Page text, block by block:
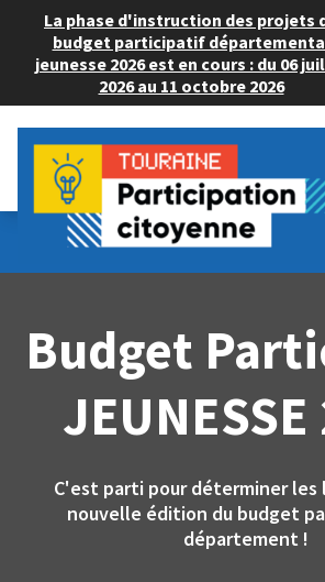
La phase d'instruction des projets
budget participatif
jeunesse 2026 est en cours : du 06
2026 au 11 octobre 2026
Budget Participatif JEUNESSE 2024
Budget
C'est parti pour déterminer les
nouvelle édition du budget
département !